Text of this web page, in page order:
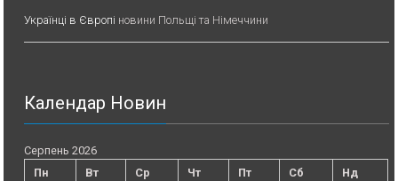
Українці в Європі новини Польщі та Німеччини
Календар Новин
Серпень 2026
Пн
Вт Ср Чт Пт Сб
Нд